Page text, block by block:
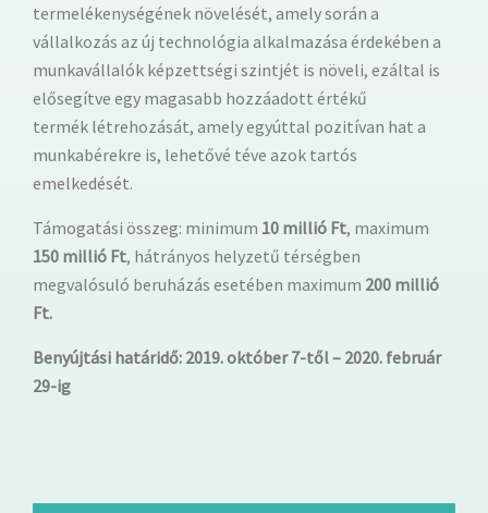
termelékenységének növelését, amely során a
vállalkozás az új technológia alkalmazása érdekében a
munkavállalók képzettségi szintjét is növeli, ezáltal is
elősegítve egy magasabb hozzáadott értékű
termék létrehozását, amely egyúttal pozitívan hat a
munkabérekre is, lehetővé téve azok tartós
emelkedését.
Támogatási összeg: minimum 10 millió Ft, maximum
150 millió Ft, hátrányos helyzetű térségben
megvalósuló beruházás esetében maximum 200 millió
Ft.
Benyújtási határidő: 2019. október 7-től – 2020. február
29-ig